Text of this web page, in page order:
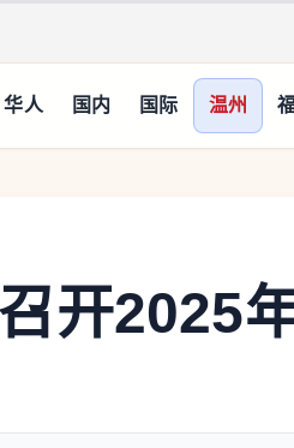
华人 国内 国际 温州
开2025